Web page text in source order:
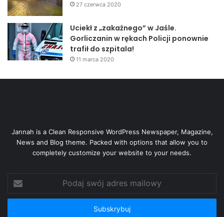
27 czerwca 2020
Uciekł z „zakaźnego” w Jaśle.
Gorliczanin w rękach Policji ponownie
trafił do szpitala!
11 marca 2020
Jannah is a Clean Responsive WordPress Newspaper, Magazine,
News and Blog theme. Packed with options that allow you to
completely customize your website to your needs.
swój
adres